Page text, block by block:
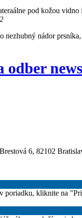
pod kožou
nádor
odber
6, 82102
poriadku, kliknite na